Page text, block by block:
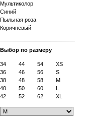
Мультиколор
Синий
Пыльная роза
Коричневый
Выбор по размеру
34 44 54
XS
36
46 56
S
38
48 58
M
40
50 60
L
42
52 62 XL